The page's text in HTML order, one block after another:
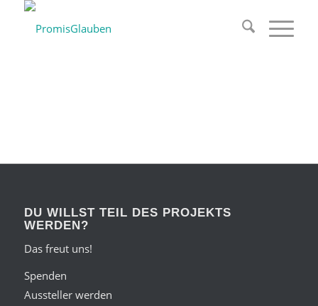
DU WILLST TEIL DES PROJEKTS
WERDEN?
Das freut uns!
Spenden
Aussteller werden